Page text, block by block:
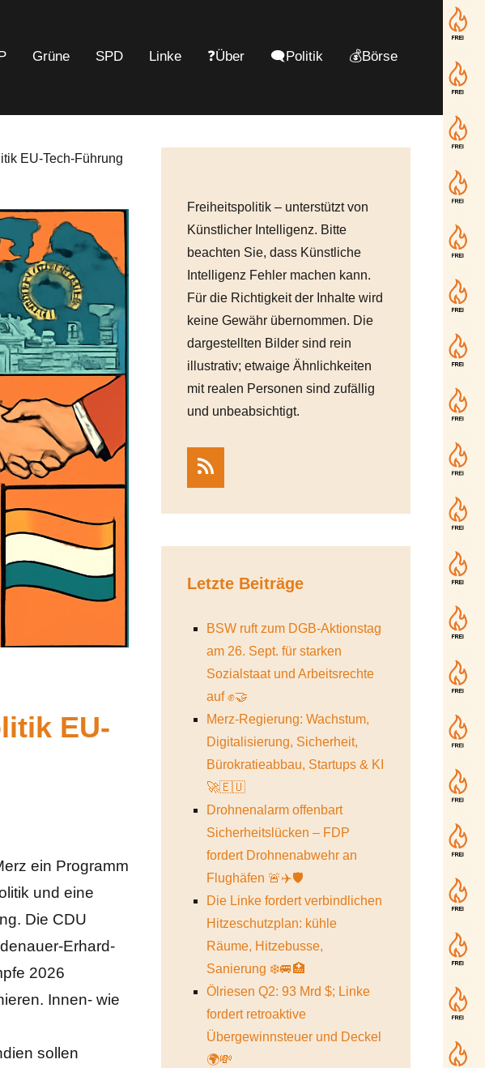
Grüne SPD Linke ❓Über 🗨️Politik 💰Börse
EU-Tech-Führung
EU-
ein Programm
und eine
Die CDU
Erhard-
2026
Innen- wie
sollen
Freiheitspolitik – unterstützt von
Künstlicher Intelligenz. Bitte
beachten Sie, dass Künstliche
Intelligenz Fehler machen kann.
Für die Richtigkeit der Inhalte wird
keine Gewähr übernommen. Die
dargestellten Bilder sind rein
illustrativ; etwaige Ähnlichkeiten
mit realen Personen sind zufällig
und unbeabsichtigt.
Letzte Beiträge
BSW ruft zum DGB-Aktionstag
am 26. Sept. für starken
Sozialstaat und Arbeitsrechte
auf ✊🤝
Merz-Regierung: Wachstum,
Digitalisierung, Sicherheit,
Bürokratieabbau, Startups & KI
🚀🇪🇺
Drohnenalarm offenbart
Sicherheitslücken – FDP
fordert Drohnenabwehr an
Flughäfen 🚨✈️🛡️
Die Linke fordert verbindlichen
Hitzeschutzplan: kühle
Räume, Hitzebusse,
Sanierung ❄️🚐🏥
Ölriesen Q2: 93 Mrd $; Linke
fordert retroaktive
Übergewinnsteuer und Deckel
🌍💸